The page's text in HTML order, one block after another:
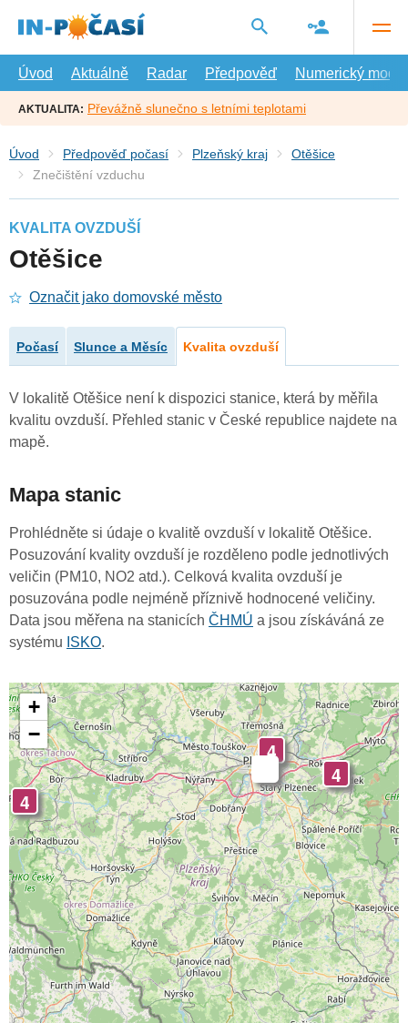
hlavní
Úvod
Aktuálně Radar Předpověď Numerický model
AKTUALITA: Převážně slunečno s letními teplotami
Úvod Předpověď počasí Plzeňský kraj
Otěšice
Znečištění vzduchu
KVALITA OVZDUŠÍ
Otěšice
Označit jako domovské město
Počasí Slunce a Měsíc Kvalita ovzduší
V lokalitě Otěšice není k dispozici stanice, která by měřila
kvalitu ovzduší. Přehled stanic v České republice najdete na
mapě.
Mapa stanic
Prohlédněte si údaje o kvalitě ovzduší v lokalitě Otěšice.
Posuzování kvality ovzduší je rozděleno podle jednotlivých
veličin (PM10, NO2 atd.). Celková kvalita ovzduší je
posuzována podle nejméně příznivě hodnocené veličiny.
Data jsou měřena na stanicích ČHMÚ a jsou získáváná ze
systému ISKO.
4
4
4
+
−